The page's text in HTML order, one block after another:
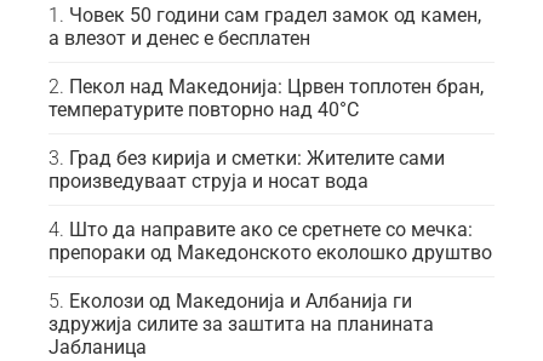
Човек 50 години сам градел замок од камен,
а влезот и денес е бесплатен
Пекол над Македонија: Црвен топлотен бран,
температурите повторно над 40°C
Град без кирија и сметки: Жителите сами
произведуваат струја и носат вода
Што да направите ако се сретнете со мечка:
препораки од Македонското еколошко друштво
Еколози од Македонија и Албанија ги
здружија силите за заштита на планината
Јабланица